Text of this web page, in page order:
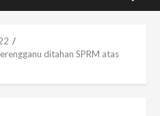
ditahan SPRM atas